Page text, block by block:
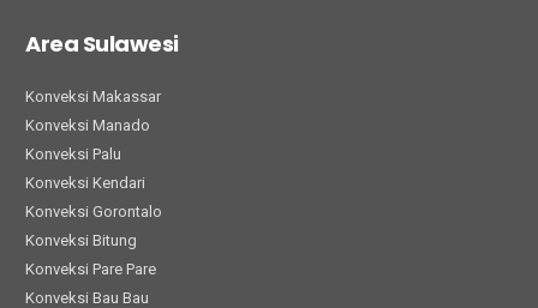
Area Sulawesi
Konveksi Makassar
Konveksi Manado
Konveksi Palu
Konveksi Kendari
Konveksi Gorontalo
Konveksi Bitung
Konveksi Pare Pare
Konveksi Bau Bau